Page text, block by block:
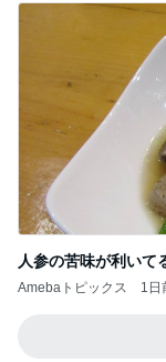
人参の苦味が利いて
Amebaトピックス 1日